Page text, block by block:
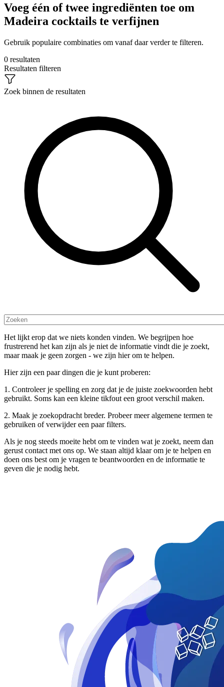
Voeg één of twee ingrediënten toe om
Madeira cocktails te verfijnen
Gebruik populaire combinaties om vanaf daar verder te filteren.
0 resultaten
Resultaten filteren
Zoek binnen de resultaten
Het lijkt erop dat we niets konden vinden. We begrijpen hoe
frustrerend het kan zijn als je niet de informatie vindt die je zoekt,
maar maak je geen zorgen - we zijn hier om te helpen.
Hier zijn een paar dingen die je kunt proberen:
1. Controleer je spelling en zorg dat je de juiste zoekwoorden hebt
gebruikt. Soms kan een kleine tikfout een groot verschil maken.
2. Maak je zoekopdracht breder. Probeer meer algemene termen te
gebruiken of verwijder een paar filters.
Als je nog steeds moeite hebt om te vinden wat je zoekt, neem dan
gerust contact met ons op. We staan altijd klaar om je te helpen en
doen ons best om je vragen te beantwoorden en de informatie te
geven die je nodig hebt.